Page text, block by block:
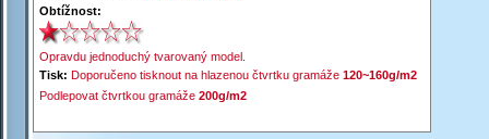
Obtížnost:
Opravdu jednoduchý tvarovaný model.
Tisk: Doporučeno tisknout na hlazenou čtvrtku gramáže 120~160g/m2
Podlepovat čtvrtkou gramáže 200g/m2